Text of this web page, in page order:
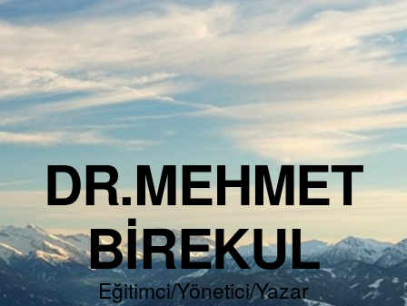
DR.MEHMET
BIREKUL
Eğitimci/Yönetici/Yazar